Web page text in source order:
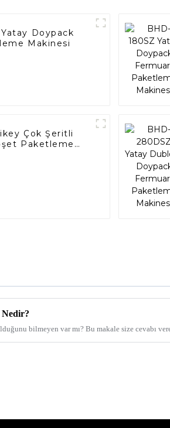
Doypack
Makinesi
Çok Şeritli
Paketleme
Nedir?
bilmeyen var mı? Bu makale size cevabı